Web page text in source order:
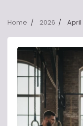
Home 2026 April